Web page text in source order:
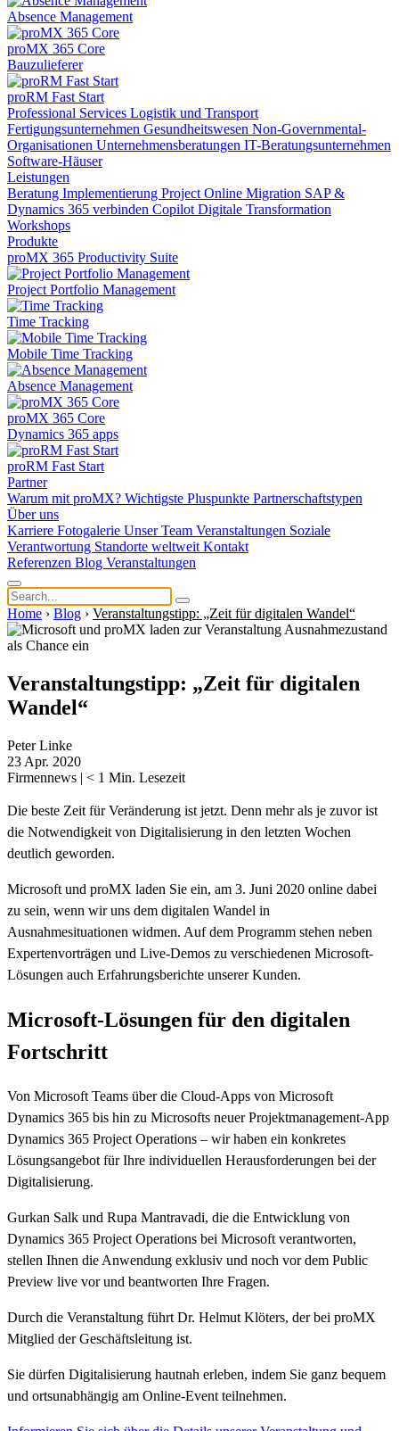
Absence Management
proMX 365 Core
Bauzulieferer
proRM Fast Start
Professional Services Logistik und Transport
Fertigungsunternehmen Gesundheitswesen Non-Governmental-
Organisationen Unternehmensberatungen IT-Beratungsunternehmen
Software-Häuser
Leistungen
Beratung Implementierung Project Online Migration SAP &
Dynamics 365 verbinden Copilot Digitale Transformation
Workshops
Produkte
proMX 365 Productivity Suite
Project Portfolio Management
Time Tracking
Mobile Time Tracking
Absence Management
proMX 365 Core
Dynamics 365 apps
proRM Fast Start
Partner
Warum mit proMX? Wichtigste Pluspunkte Partnerschaftstypen
Über uns
Karriere Fotogalerie Unser Team Veranstaltungen Soziale
Verantwortung Standorte weltweit Kontakt
Referenzen Blog Veranstaltungen
Home › Blog › Veranstaltungstipp: „Zeit für digitalen Wandel“
Veranstaltungstipp: „Zeit für digitalen
Wandel“
Peter Linke
23 Apr. 2020
Firmennews | < 1 Min. Lesezeit
Die beste Zeit für Veränderung ist jetzt. Denn mehr als je zuvor ist
die Notwendigkeit von Digitalisierung in den letzten Wochen
deutlich geworden.
Microsoft und proMX laden Sie ein, am 3. Juni 2020 online dabei
zu sein, wenn wir uns dem digitalen Wandel in
Ausnahmesituationen widmen. Auf dem Programm stehen neben
Expertenvorträgen und Live-Demos zu verschiedenen Microsoft-
Lösungen auch Erfahrungsberichte unserer Kunden.
Microsoft-Lösungen für den digitalen
Fortschritt
Von Microsoft Teams über die Cloud-Apps von Microsoft
Dynamics 365 bis hin zu Microsofts neuer Projektmanagement-App
Dynamics 365 Project Operations – wir haben ein konkretes
Lösungsangebot für Ihre individuellen Herausforderungen bei der
Digitalisierung.
Gurkan Salk und Rupa Mantravadi, die die Entwicklung von
Dynamics 365 Project Operations bei Microsoft verantworten,
stellen Ihnen die Anwendung exklusiv und noch vor dem Public
Preview live vor und beantworten Ihre Fragen.
Durch die Veranstaltung führt Dr. Helmut Klöters, der bei proMX
Mitglied der Geschäftsleitung ist.
Sie dürfen Digitalisierung hautnah erleben, indem Sie ganz bequem
und ortsunabhängig am Online-Event teilnehmen.